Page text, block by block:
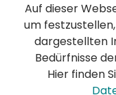
WIR SIND
Schon immer
DIN EN ISO
DIN EN ISO
Auf dieser
um
dargestellten
Bedürfnisse
Hier finden